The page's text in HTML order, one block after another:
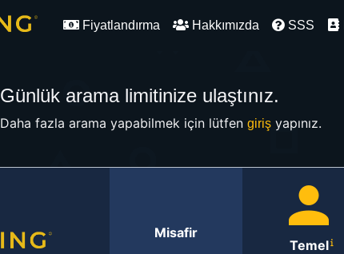
Fiyatlandırma Hakkımızda SSS
Günlük arama limitinize ulaştınız.
Daha fazla arama yapabilmek için lütfen girişyapınız.
Misafir
Temel